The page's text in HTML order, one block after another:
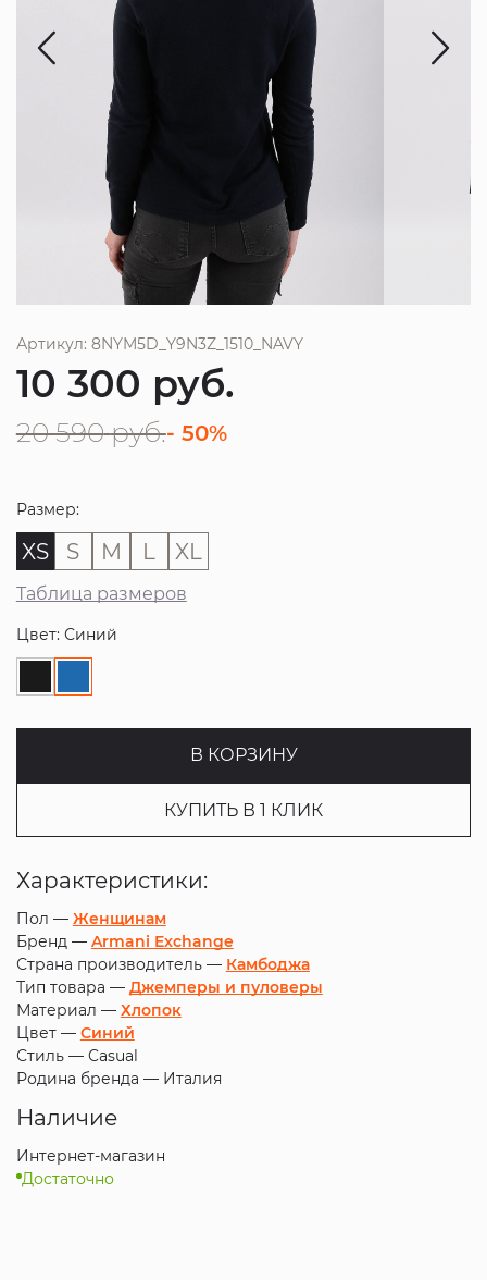
Артикул: 8NYM5D_Y9N3Z_1510_NAVY
10 300 руб.
20 590 руб.- 50%
Размер:
XS S M L XL
Таблица размеров
Цвет: Синий
В КОРЗИНУ
КУПИТЬ В 1 КЛИК
Характеристики:
Пол — Женщинам
Бренд — Armani Exchange
Страна производитель — Камбоджа
Тип товара — Джемперы и пуловеры
Материал — Хлопок
Цвет — Синий
Стиль — Casual
Родина бренда — Италия
Наличие
Интернет-магазин
Достаточно